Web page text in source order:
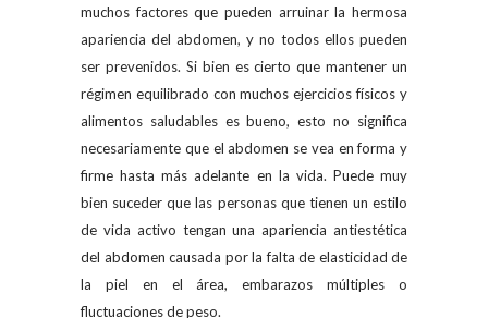
muchos factores que pueden arruinar la hermosa
apariencia del abdomen, y no todos ellos pueden
ser prevenidos. Si bien es cierto que mantener un
régimen equilibrado con muchos ejercicios físicos y
alimentos saludables es bueno, esto no significa
necesariamente que el abdomen se vea en forma y
firme hasta más adelante en la vida. Puede muy
bien suceder que las personas que tienen un estilo
de vida activo tengan una apariencia antiestética
del abdomen causada por la falta de elasticidad de
la piel en el área, embarazos múltiples o
fluctuaciones de peso.